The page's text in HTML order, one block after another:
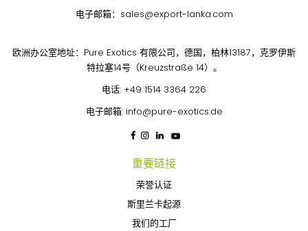
电子邮箱： sales@export-lanka.com
欧洲办公室地址：Pure Exotics 有限公司，德国，柏林13187，克罗伊斯
特拉塞14号（Kreuzstraße 14）。
电话: +49 1514 3364 226
电子邮箱: info@pure-exotics.de
重要链接
荣誉认证
斯里兰卡起源
我们的工厂